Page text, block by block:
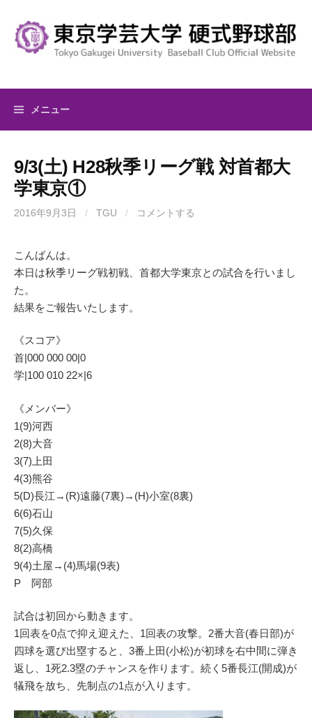
キ
メニュー
9/3(土) H28秋季リーグ戦 対首都大
学東京①
2016年9月3日 / TGU / コメントする
こんばんは。
本日は秋季リーグ戦初戦、首都大学東京との試合を行いまし
た。
結果をご報告いたします。
《スコア》
首|000 000 00|0
学|100 010 22×|6
《メンバー》
1(9)河西
2(8)大音
3(7)上田
4(3)熊谷
5(D)長江→(R)遠藤(7裏)→(H)小室(8裏)
6(6)石山
7(5)久保
8(2)高橋
9(4)土屋→(4)馬場(9表)
P 阿部
試合は初回から動きます。
1回表を0点で抑え迎えた、1回表の攻撃。2番大音(春日部)が
四球を選び出塁すると、3番上田(小松)が初球を右中間に弾き
返し、1死2.3塁のチャンスを作ります。続く5番長江(開成)が
犠飛を放ち、先制点の1点が入ります。